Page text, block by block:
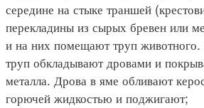
середине на стыке траншей
перекладины из сырых бревен или
и на них помещают труп
труп обкладывают дровами и
металла. Дрова в яме обливают
горючей жидкостью и поджигают;